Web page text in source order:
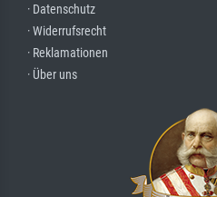
· Datenschutz
· Widerrufsrecht
· Reklamationen
· Über uns